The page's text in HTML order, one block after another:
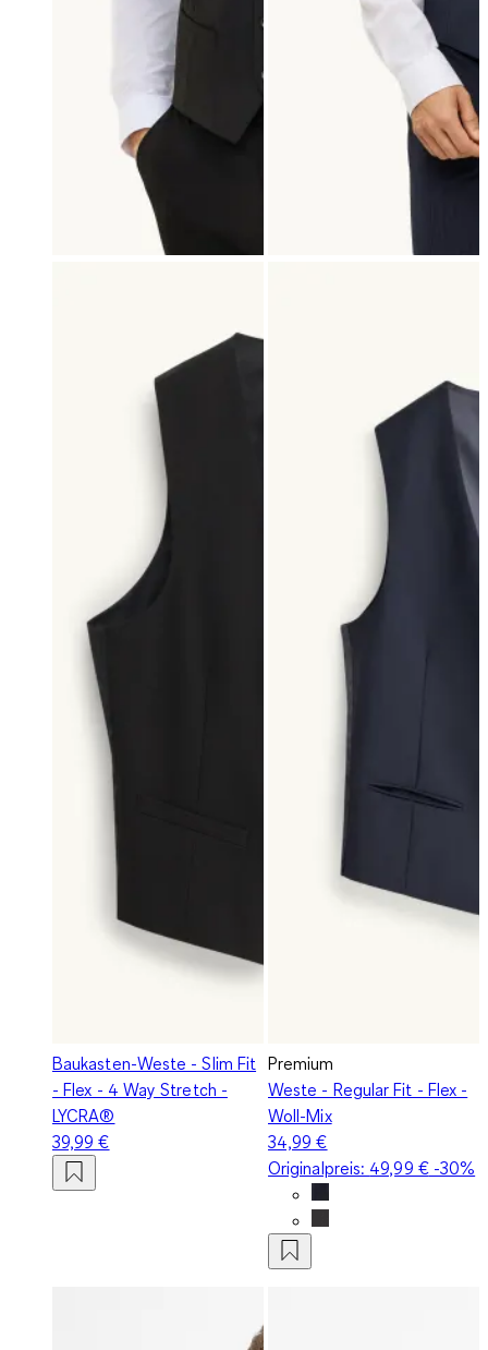
Baukasten-Weste - Slim Fit
- Flex - 4 Way Stretch -
LYCRA®
39,99 €
Premium
Weste - Regular Fit - Flex -
Woll-Mix
34,99 €
Originalpreis: 49,99 €-30%